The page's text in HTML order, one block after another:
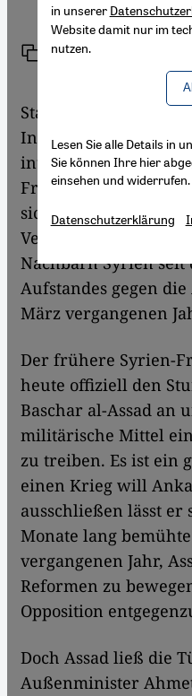
Link Teilen
Staaten haben keine
Interessen, lautet
internationalen
Freunden erbitterte
sich die Interessen
Verhältnis zwischen
Nachbarn Syrien seit
Aufstandes gegen
März vergangenen
Der frühere Syrien-
heute offiziell den
Baschar al-Assad an
militärische Mittel
zu treiben. Es ist ein
einen Krieg will
ausschließen lässt
Monate lang
vergangenen Jahr,
Reformen zu
Opposition
Doch Assad ließ die
Außenminister
in unserer
Website damit nur im
nutzen.
Lesen Sie alle Details in
Sie können Ihre hier
einsehen und widerrufen.
Datenschutzerklärung